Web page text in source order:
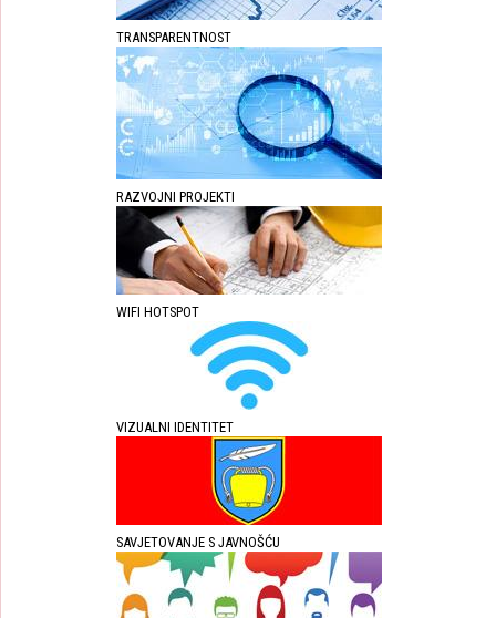
TRANSPARENTNOST
RAZVOJNI PROJEKTI
WIFI HOTSPOT
VIZUALNI IDENTITET
SAVJETOVANJE S JAVNOŠĆU